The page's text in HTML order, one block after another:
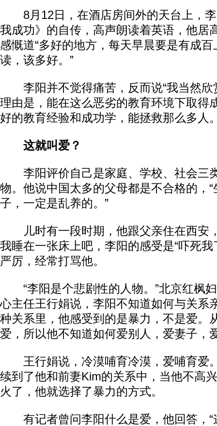
8月12日，在酒店房间外的天台上，李
我成功》的自传，高声朗读着英语，他居
感慨道“多好的地方，每天早晨要是有成
读，该多好。”
李阳并不觉得痛苦，反而说“我当然欣
理由是，能在这么恶劣的教育环境下取得
好的教育经验和成功学，能拯救那么多人
这就叫爱？
李阳评价自己是家庭、学校、社会三
物。他说中国太多的父母都是不合格的，
子，一定是乱养的。”
儿时有一段时期，他跟父亲住在西安
我睡在一张床上吧，李阳的感受是“吓死
严厉，经常打骂他。
“李阳是个悲剧性的人物。”北京红枫
心主任王行娟说，李阳不知道如何与关系
种关系里，他感受到的是暴力，不是爱。
爱，所以他不知道如何爱别人，爱妻子，
王行娟说，冷漠哺育冷漠，爱哺育爱
续到了他和前妻Kim的关系中，当他不高
火了，他就选择了暴力的方式。
有记者曾问李阳什么是爱，他回答，“